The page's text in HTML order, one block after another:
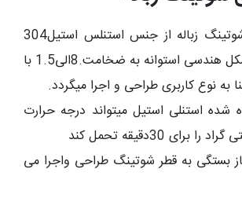
زباله
از جنس استنلس استیل304
نگیر مات به شکل هندسی استوانه به ضخامت.8الی1.5 با
به نوع کاربری طراحی و اجرا میگردد.
شده استنلی استیل میتواند درجه حرارت
بستگی به قطر شوتینگ طراحی واجرا می